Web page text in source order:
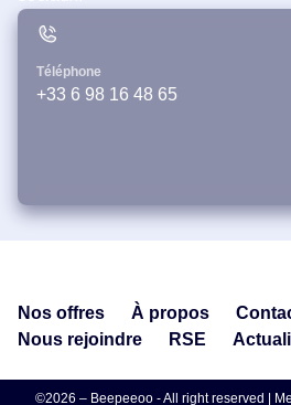
Téléphone
+33 6 98 16 48 65
Nos offres À propos
Nous rejoindre
RSE
©2026 – Beepeeoo - All right reserved |